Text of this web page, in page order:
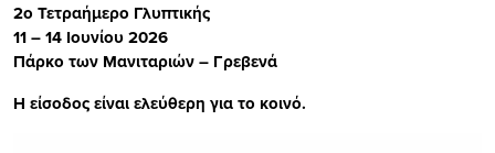
2ο Τετραήμερο Γλυπτικής
11 – 14 Ιουνίου 2026
Πάρκο των Μανιταριών – Γρεβενά
Η είσοδος είναι ελεύθερη για το κοινό.